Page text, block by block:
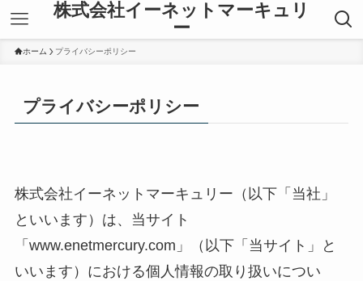
株式会社イーネットマーキュリ
ー
ホーム プライバシーポリシー
プライバシーポリシー
株式会社イーネットマーキュリー（以下「当社」
といいます）は、当サイト
「www.enetmercury.com」（以下「当サイト」と
いいます）における個人情報の取り扱いについ